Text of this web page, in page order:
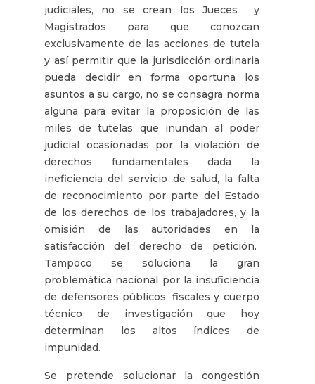
judiciales, no se crean los Jueces y
Magistrados para que conozcan
exclusivamente de las acciones de tutela
y así permitir que la jurisdicción ordinaria
pueda decidir en forma oportuna los
asuntos a su cargo, no se consagra norma
alguna para evitar la proposición de las
miles de tutelas que inundan al poder
judicial ocasionadas por la violación de
derechos fundamentales dada la
ineficiencia del servicio de salud, la falta
de reconocimiento por parte del Estado
de los derechos de los trabajadores, y la
omisión de las autoridades en la
satisfacción del derecho de petición.
Tampoco se soluciona la gran
problemática nacional por la insuficiencia
de defensores públicos, fiscales y cuerpo
técnico de investigación que hoy
determinan los altos índices de
impunidad.
Se pretende solucionar la congestión